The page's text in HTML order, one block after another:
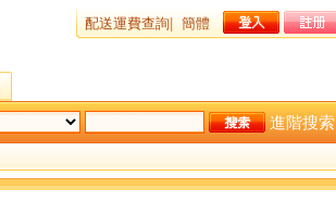
配送運費查詢 簡體
進階搜索